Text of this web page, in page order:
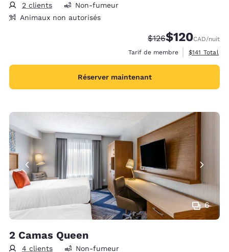
2 clients
Non-fumeur
Animaux non autorisés
Tarif barré :
$126Tarif réduit :
$120CAD/nuit
Tarif de membre
Afficher les
$141 Total
Réserver maintenant
6
2 Camas Queen
4 clients
Non-fumeur